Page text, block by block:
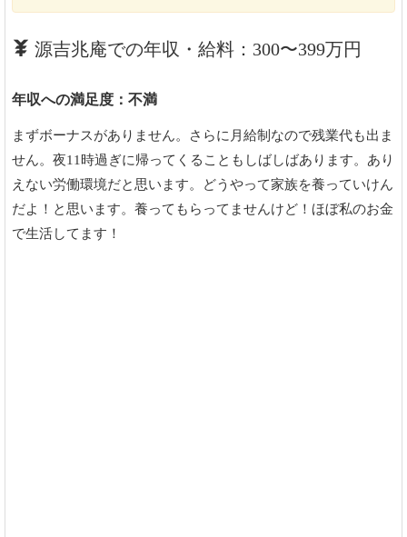
源吉兆庵での年収・給料：300〜399万円
年収への満足度：不満
まずボーナスがありません。さらに月給制なので残業代も出ま
せん。夜11時過ぎに帰ってくることもしばしばあります。あり
えない労働環境だと思います。どうやって家族を養っていけん
だよ！と思います。養ってもらってませんけど！ほぼ私のお金
で生活してます！